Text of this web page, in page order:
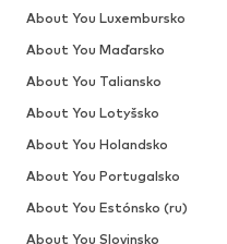
About You Luxembursko
About You Maďarsko
About You Taliansko
About You Lotyšsko
About You Holandsko
About You Portugalsko
About You Estónsko (ru)
About You Slovinsko